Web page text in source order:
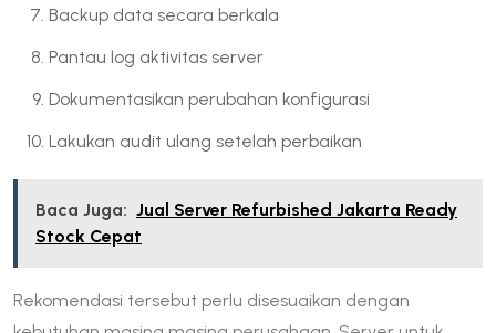
Backup data secara berkala
Pantau log aktivitas server
Dokumentasikan perubahan konfigurasi
Lakukan audit ulang setelah perbaikan
Baca Juga: Jual Server Refurbished Jakarta Ready
Stock Cepat
Rekomendasi tersebut perlu disesuaikan dengan